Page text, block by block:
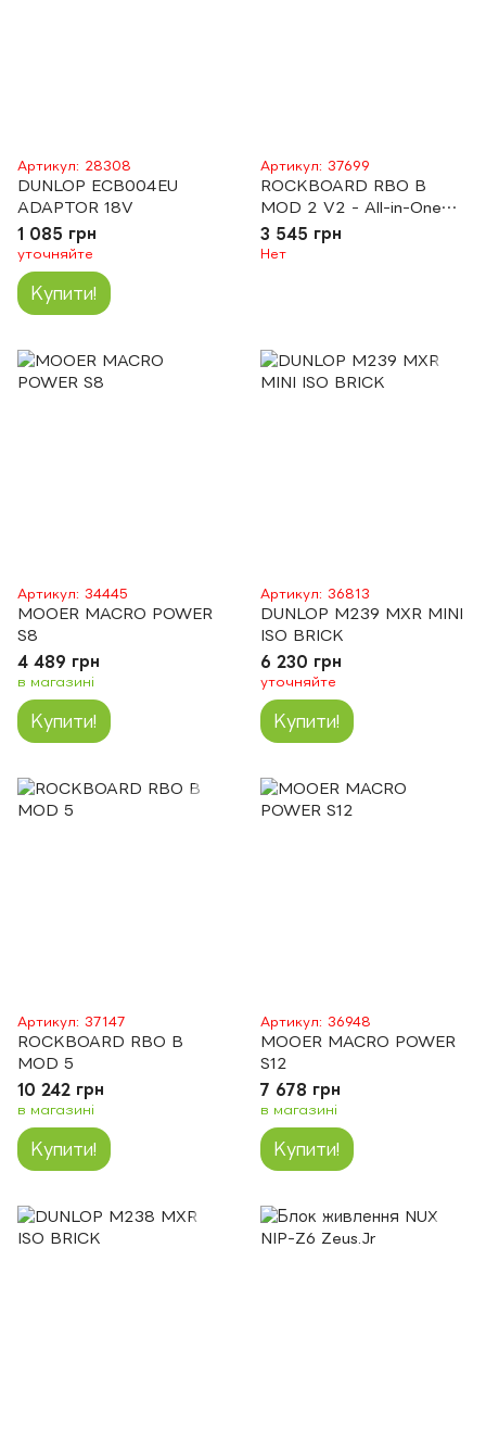
Артикул: 28308
DUNLOP ECB004EU
ADAPTOR 18V
1 085 грн
уточняйте
Купити!
Артикул: 37699
ROCKBOARD RBO B
MOD 2 V2 - All-in-One
TRS, Midi & USB Patchbay
3 545 грн
Нет
Артикул: 34445
MOOER MACRO POWER
S8
4 489 грн
в магазині
Купити!
Артикул: 36813
DUNLOP M239 MXR MINI
ISO BRICK
6 230 грн
уточняйте
Купити!
Артикул: 37147
ROCKBOARD RBO B
MOD 5
10 242 грн
в магазині
Купити!
Артикул: 36948
MOOER MACRO POWER
S12
7 678 грн
в магазині
Купити!